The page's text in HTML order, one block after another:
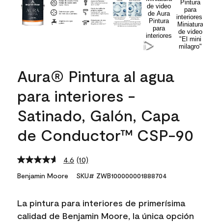
Aura® Pintura al agua
para interiores -
Satinado, Galón, Capa
de Conductor™ CSP-90
4.6 Read
10
Reviews.
link.
(10)
Benjamin Moore SKU# ZWB100000001888704
La pintura para interiores de primerísima
calidad de Benjamin Moore, la única opción